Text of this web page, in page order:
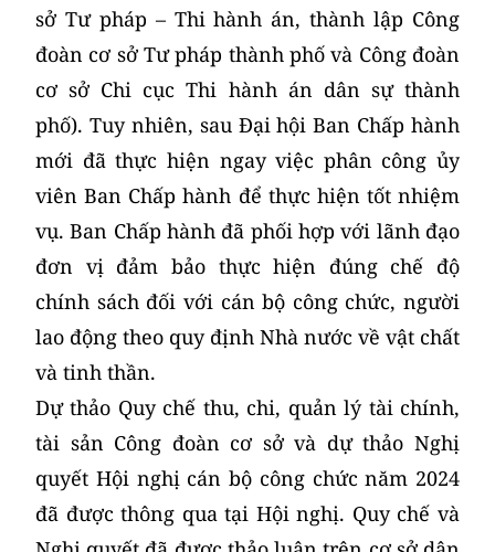
sở Tư pháp – Thi hành án, thành lập Công
đoàn cơ sở Tư pháp thành phố và Công đoàn
cơ sở Chi cục Thi hành án dân sự thành
phố). Tuy nhiên, sau Đại hội Ban Chấp hành
mới đã thực hiện ngay việc phân công ủy
viên Ban Chấp hành để thực hiện tốt nhiệm
vụ. Ban Chấp hành đã phối hợp với lãnh đạo
đơn vị đảm bảo thực hiện đúng chế độ
chính sách đối với cán bộ công chức, người
lao động theo quy định Nhà nước về vật chất
và tinh thần.
Dự thảo Quy chế thu, chi, quản lý tài chính,
tài sản Công đoàn cơ sở và dự thảo Nghị
quyết Hội nghị cán bộ công chức năm 2024
đã được thông qua tại Hội nghị. Quy chế và